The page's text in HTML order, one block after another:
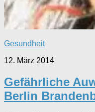
Gesundheit
12. März 2014
Gefährliche
Berlin